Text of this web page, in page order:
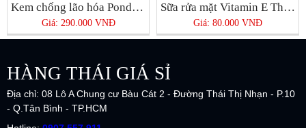
Kem chống lão hóa Pond’s Age Miracle Day Cream
Giá: 290.000 VNĐ
Sữa rửa mặt Vitamin E Thái Lan
Giá: 80.000 VNĐ
HÀNG THÁI GIÁ SỈ
Địa chỉ: 08 Lô A Chung cư Bàu Cát 2 - Đường Thái Thị Nhạn - P.10
- Q.Tân Bình - TP.HCM